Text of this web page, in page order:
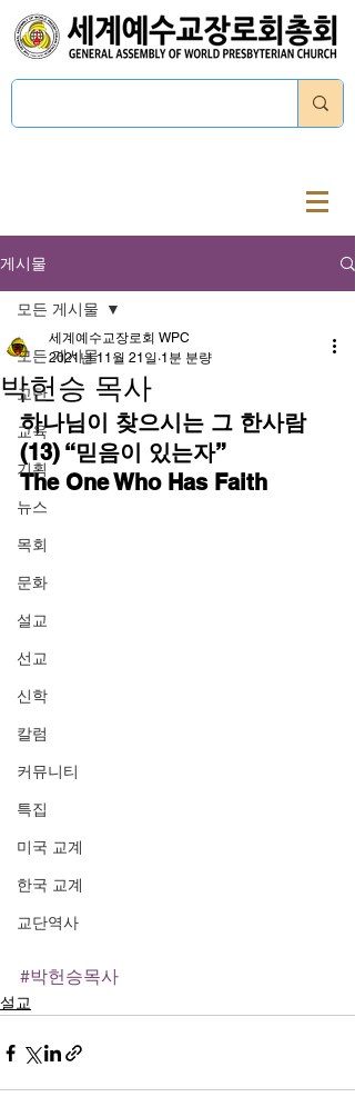
게시물
모든 게시물
교단
교육
기획
뉴스
목회
문화
설교
선교
신학
칼럼
커뮤니티
특집
미국 교계
한국 교계
교단역사
모든 게시물
박헌승 목사
세계예수교장로회 WPC
2021년 11월 21일 1분 분량
하나님이 찾으시는 그 한사람
(13) “믿음이 있는자”
The One Who Has Faith
#박헌승목사
설교